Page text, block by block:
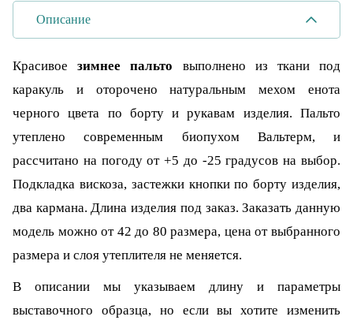
Описание
Красивоезимнее пальто выполнено из ткани под
каракуль и оторочено натуральным мехом енота
черного цвета по борту и рукавам изделия. Пальто
утеплено современным биопухом Вальтерм, и
рассчитано на погоду от +5 до -25 градусов на выбор.
Подкладка вискоза, застежки кнопки по борту изделия,
два кармана. Длина изделия под заказ. Заказать данную
модель можно от 42 до 80 размера, цена от выбранного
размера и слоя утеплителя не меняется.
В описании мы указываем длину и параметры
выставочного образца, но если вы хотите изменить